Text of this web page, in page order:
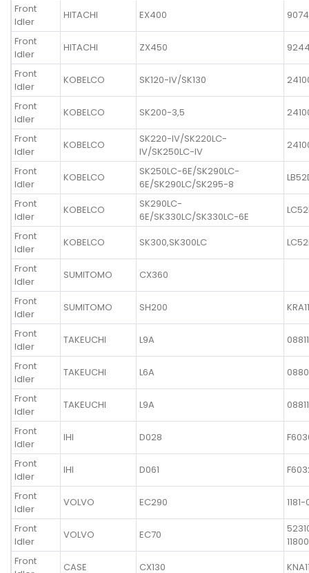
Front
Idler
HITACHI EX400
Front
Idler
HITACHI ZX450
Front
Idler
KOBELCO SK120-IV/SK130
Front
Idler
KOBELCO SK200-3,5
Front
Idler
KOBELCO
SK220-IV/SK220LC-
IV/SK250LC-IV
Front
Idler
KOBELCO
SK250LC-6E/SK290LC-
6E/SK290LC/SK295-8
Front
Idler
KOBELCO
SK290LC-
6E/SK330LC/SK330LC-6E
Front
Idler
KOBELCO SK300,SK300LC
Front
Idler
SUMITOMO
CX360
Front
Idler
SUMITOMO SH200
Front
Idler
TAKEUCHI L9A
Front
Idler
TAKEUCHI L6A
Front
Idler
TAKEUCHI L9A
Front
Idler
IHI D028
Front
Idler
IHI D061
Front
Idler
VOLVO EC290
Front
Idler
VOLVO EC70
11800
Front
CASE CX130